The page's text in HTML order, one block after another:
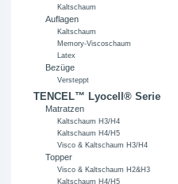
Kaltschaum
Auflagen
Kaltschaum
Memory-Viscoschaum
Latex
Bezüge
Versteppt
TENCEL™ Lyocell® Serie
Matratzen
Kaltschaum H3/H4
Kaltschaum H4/H5
Visco & Kaltschaum H3/H4
Topper
Visco & Kaltschaum H2&H3
Kaltschaum H4/H5